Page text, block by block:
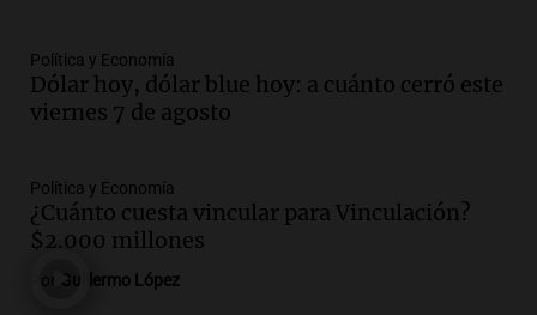
Episodios
Audio.Docentes de Jujuy enfrentan
descuentos de hasta 700.000 pesos en
Panorama Federal
Episodios
Audio.La justicia reconoce el COVID
como enfermedad laboral tras caso de
docente fallecido en 2021
Política y Economía
Dólar hoy, dólar blue hoy: a cuánto cerró este
viernes 7 de agosto
Política y Economía
¿Cuánto cuesta vincular para Vinculación?
$2.000 millones
Guillermo López